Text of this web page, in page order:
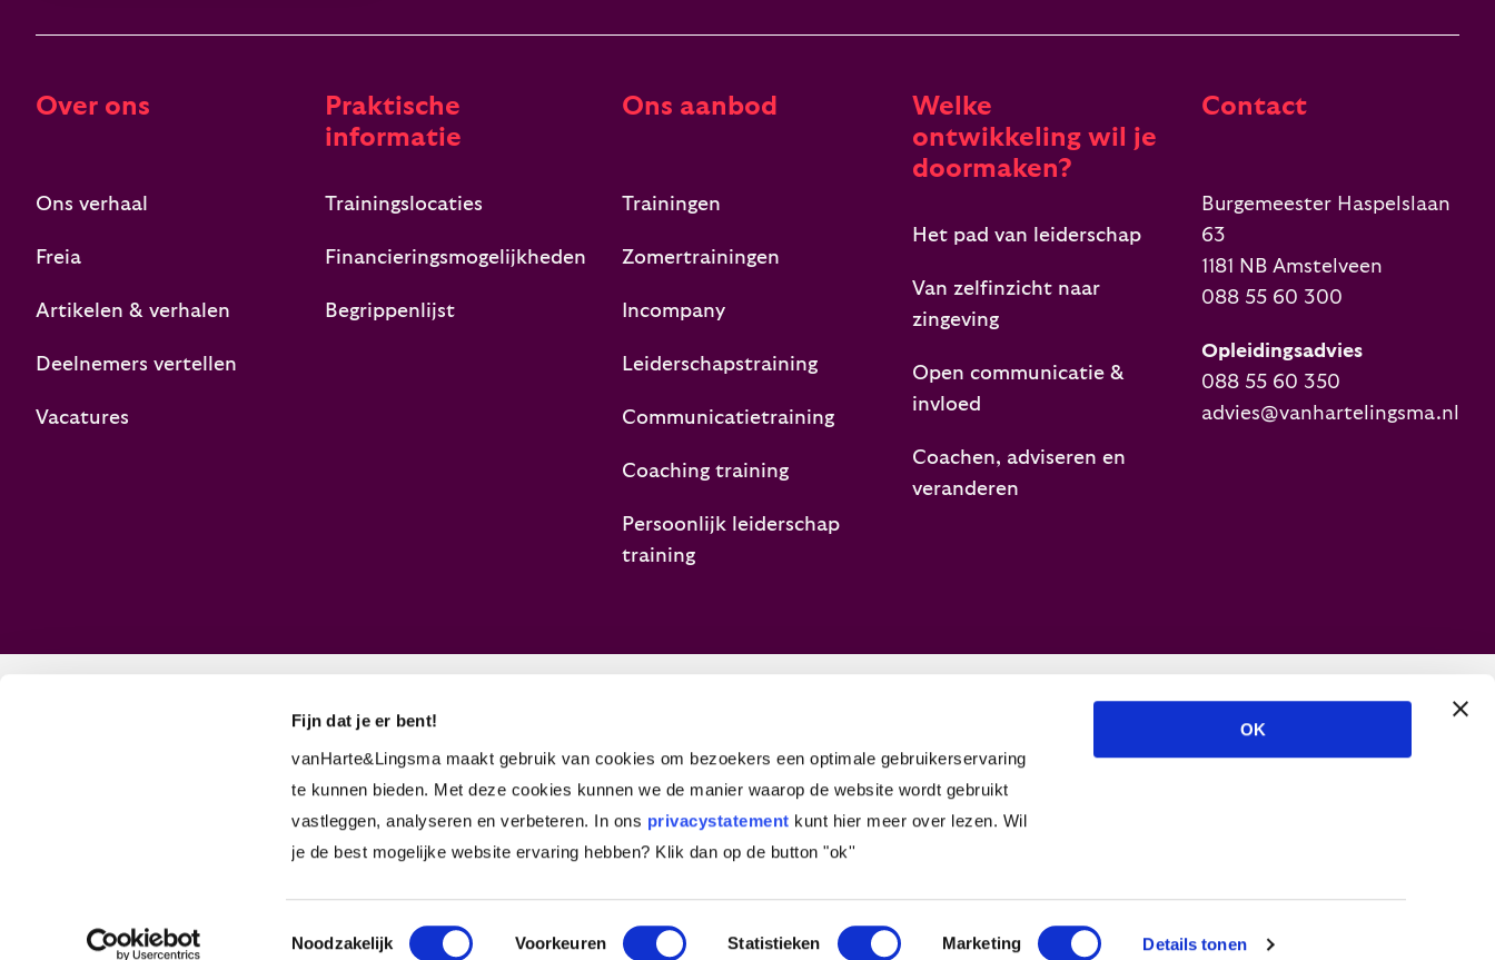
Fijn dat je er bent!
vanHarte&Lingsma maakt gebruik van cookies om bezoekers een optimale gebruikerservaring
te kunnen bieden. Met deze cookies kunnen we de manier waarop de website wordt gebruikt
vastleggen, analyseren en verbeteren. In ons privacystatement kunt hier meer over lezen. Wil
je de best mogelijke website ervaring hebben? Klik dan op de button "ok''
Toestemmingsselectie
Noodzakelijk Voorkeuren Statistieken Marketing Details tonen
OK
Over ons
Ons verhaal
Freia
Artikelen & verhalen
Deelnemers vertellen
Vacatures
Praktische
informatie
Trainingslocaties
Financieringsmogelijkheden
Begrippenlijst
Ons aanbod
Trainingen
Zomertrainingen
Incompany
Leiderschapstraining
Communicatietraining
Coaching training
Persoonlijk leiderschap
training
Welke
ontwikkeling wil je
doormaken?
Het pad van leiderschap
Van zelfinzicht naar
zingeving
Open communicatie &
invloed
Coachen, adviseren en
veranderen
Contact
Burgemeester Haspelslaan
63
1181 NB Amstelveen
088 55 60 300
Opleidingsadvies
088 55 60 350
advies@vanhartelingsma.nl
Algemene voorwaarden Privacystatement Credits Disclaimer Verzoeken en klachten
NRTO-gedragscode